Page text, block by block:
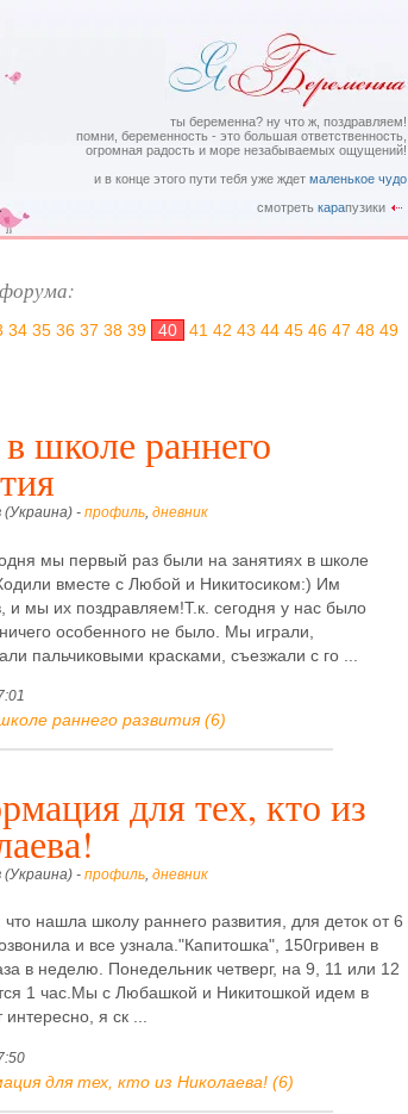
ты беременна? ну что ж, поздравляем!
помни, беременность - это большая ответственность,
огромная радость и море незабываемых ощущений!
и в конце этого пути тебя уже ждет маленькое чудо
смотреть карапузики
34 35 36 37 38 39 40 41 42 43 44 45 46 47 48 49
школе раннего
(Украина) - профиль, дневник
мы первый раз были на занятиях в школе
вместе с Любой и Никитосиком:) Им
и мы их поздравляем!Т.к. сегодня у нас было
особенного не было. Мы играли,
пальчиковыми красками, съезжали с го ...
раннего развития (6)
для тех, кто из
(Украина) - профиль, дневник
нашла школу раннего развития, для деток от 6
и все узнала."Капитошка", 150гривен в
в неделю. Понедельник четверг, на 9, 11 или 12
1 час.Мы с Любашкой и Никитошкой идем в
я ск ...
для тех, кто из Николаева! (6)